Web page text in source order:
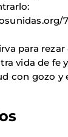
para
vida de fe
con gozo y